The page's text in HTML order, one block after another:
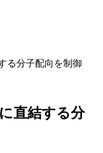
る分子配向を制御
直結する分